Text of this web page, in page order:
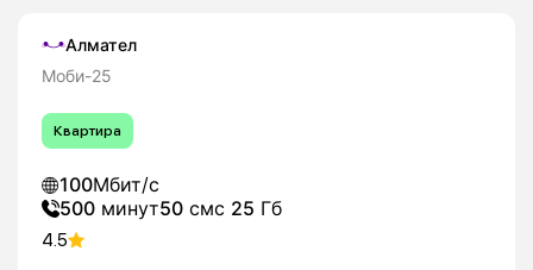
Алмател
Моби-25
Квартира
100Мбит/с
500 минут50 смс 25 Гб
4.5